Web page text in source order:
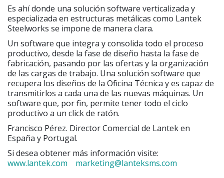
Es ahí donde una solución software verticalizada y
especializada en estructuras metálicas como Lantek
Steelworks se impone de manera clara.
Un software que integra y consolida todo el proceso
productivo, desde la fase de diseño hasta la fase de
fabricación, pasando por las ofertas y la organización
de las cargas de trabajo. Una solución software que
recupera los diseños de la Oficina Técnica y es capaz de
transmitirlos a cada una de las nuevas máquinas. Un
software que, por fin, permite tener todo el ciclo
productivo a un click de ratón.
Francisco Pérez. Director Comercial de Lantek en
España y Portugal.
Si desea obtener más información visite:
www.lantek.com
marketing@lanteksms.com